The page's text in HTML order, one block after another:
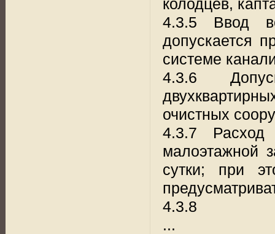
колодцев,
4.3.5 Ввод
допускается
системе
4.3.6
очистных
4.3.7 Расход
малоэтажной
сутки; при
4.3.8
...